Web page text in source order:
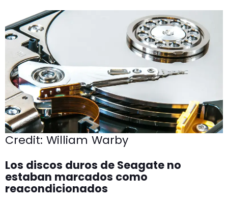
Credit: William Warby
Los discos duros de Seagate no
estaban marcados como
reacondicionados